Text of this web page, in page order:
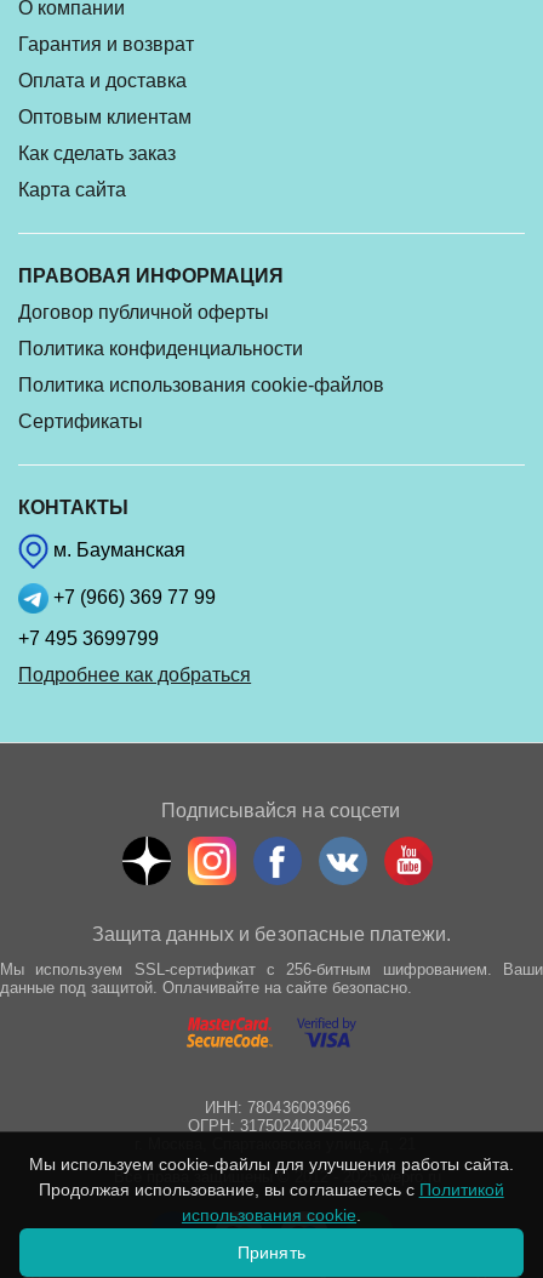
О компании
Гарантия и возврат
Оплата и доставка
Оптовым клиентам
Как сделать заказ
Карта сайта
ПРАВОВАЯ ИНФОРМАЦИЯ
Договор публичной оферты
Политика конфиденциальности
Политика использования cookie-файлов
Сертификаты
КОНТАКТЫ
м. Бауманская
+7 (966) 369 77 99
+7 495 3699799
Подробнее как добраться
Подписывайся на соцсети
Защита данных и безопасные платежи.
Мы используем SSL-сертификат с 256-битным шифрованием. Ваши
данные под защитой. Оплачивайте на сайте безопасно.
ИНН: 780436093966
ОГРН: 317502400045253
Все права защищены © 2012 - 2025 wepro.ru
Мы используем cookie-файлы для улучшения работы сайта.
Продолжая использование, вы соглашаетесь с Политикой
использования cookie
Принять